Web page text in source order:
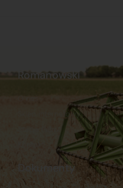
Dokumenty
Romanowski
Sklep internetowy